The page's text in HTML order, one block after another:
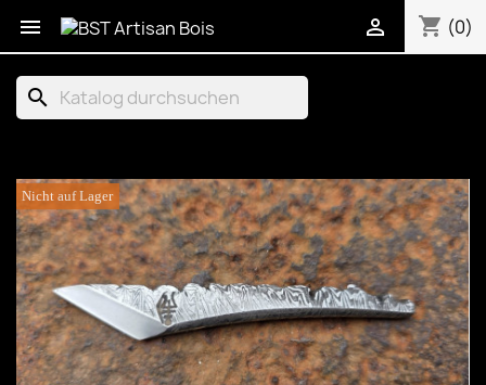
 shopping_cart (0)

search
Nicht auf Lager